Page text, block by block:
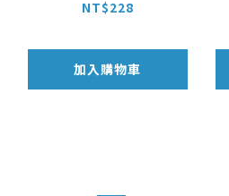
NT$228
加入購物車